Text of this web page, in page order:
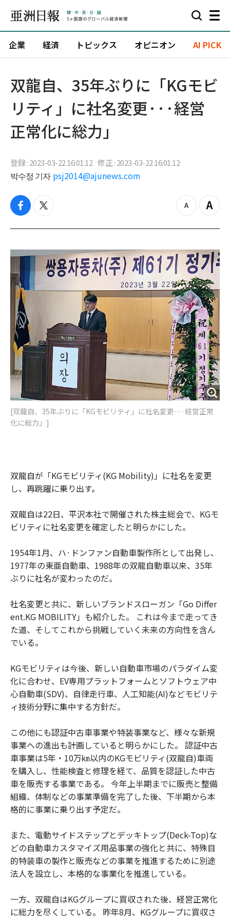
企業 経済 トピックス オピニオン AI PICK
​双龍自、35年ぶりに「KGモビ
リティ」に社名変更···経営
正常化に総力」
登録 : 2023-03-22 16:01:12 修正 : 2023-03-22 16:01:12
박수정 기자 psj2014@ajunews.com
f
c
b
o
t
i
t
e
r
z
o
o
u
t
Z
o
i
n
[​双龍自、35年ぶりに「KGモビリティ」に社名変更···経営正常
化に総力」]
双龍自が「KGモビリティ(KG Mobility)」に社名を変更
し、再跳躍に乗り出す。
双龍自は22日、平沢本社で開催された株主総会で、KGモ
ビリティに社名変更を確定したと明らかにした。
1954年1月、ハ·ドンファン自動車製作所として出発し、
1977年の東亜自動車、1988年の双龍自動車以来、35年
ぶりに社名が変わったのだ。
社名変更と共に、新しいブランドスローガン「Go Differ
ent.KG MOBILITY」も紹介した。 これは今まで走ってき
た道、そしてこれから挑戦していく未来の方向性を含ん
でいる。
KGモビリティは今後、新しい自動車市場のパラダイム変
化に合わせ、EV専用プラットフォームとソフトウェア中
心自動車(SDV)、自律走行車、人工知能(AI)などモビリテ
ィ技術分野に集中する方針だ。
この他にも認証中古車事業や特装事業など、様々な新規
事業への進出も計画していると明らかにした。 認証中古
車事業は5年・10万㎞以内のKGモビリティ(双龍自)車両
を購入し、性能検査と修理を経て、品質を認証した中古
車を販売する事業である。 今年上半期までに販売と整備
組織、体制などの事業準備を完了した後、下半期から本
格的に事業に乗り出す予定だ。
また、電動サイドステップとデッキトップ(Deck-Top)な
どの自動車カスタマイズ用品事業の強化と共に、特殊目
的特装車の製作と販売などの事業を推進するために別途
法人を設立し、本格的な事業化を推進している。
一方、双龍自はKGグループに買収された後、経営正常化
に総力を尽くしている。 昨年8月、KGグループに買収さ